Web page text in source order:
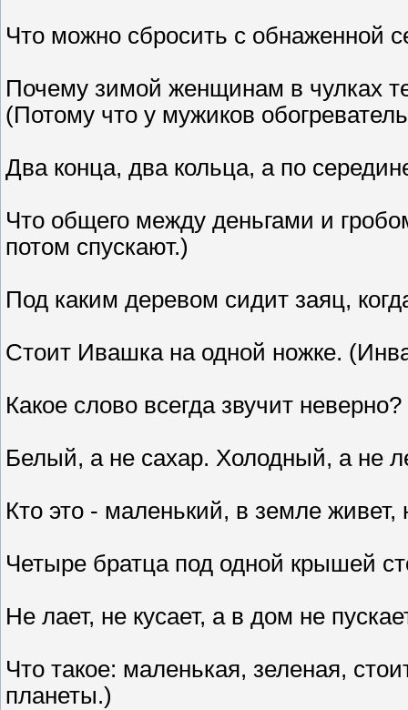
Что можно сбросить с обнаженной
Почему зимой женщинам в чулках
(Потому что у мужиков
Два конца, два кольца, а по
Что общего между деньгами и
потом спускают.)
Под каким деревом сидит заяц,
Стоит Ивашка на одной ножке.
Какое слово всегда звучит
Белый, а не сахар. Холодный, а не
Кто это - маленький, в земле
Четыре братца под одной крышей
Не лает, не кусает, а в дом не
Что такое: маленькая, зеленая,
планеты.)